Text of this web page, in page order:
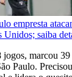
empresta
Unidos; saiba
marcou 39
Paulo.